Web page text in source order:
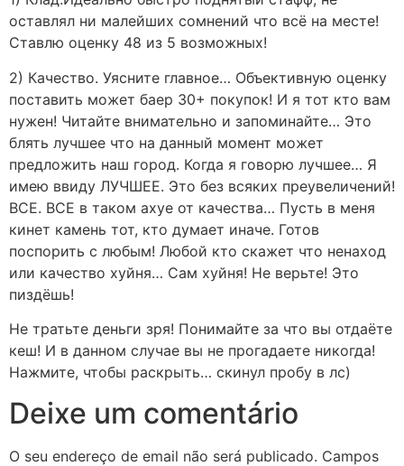
оставлял ни малейших сомнений что всё на месте!
Ставлю оценку 48 из 5 возможных!
2) Качество. Уясните главное… Объективную оценку
поставить может баер 30+ покупок! И я тот кто вам
нужен! Читайте внимательно и запоминайте… Это
блять лучшее что на данный момент может
предложить наш город. Когда я говорю лучшее… Я
имею ввиду ЛУЧШЕЕ. Это без всяких преувеличений!
ВСЕ. ВСЕ в таком ахуе от качества… Пусть в меня
кинет камень тот, кто думает иначе. Готов
поспорить с любым! Любой кто скажет что ненаход
или качество хуйня… Сам хуйня! Не верьте! Это
пиздёшь!
Не тратьте деньги зря! Понимайте за что вы отдаёте
кеш! И в данном случае вы не прогадаете никогда!
Нажмите, чтобы раскрыть… скинул пробу в лс)
Deixe um comentário
O seu endereço de email não será publicado. Campos